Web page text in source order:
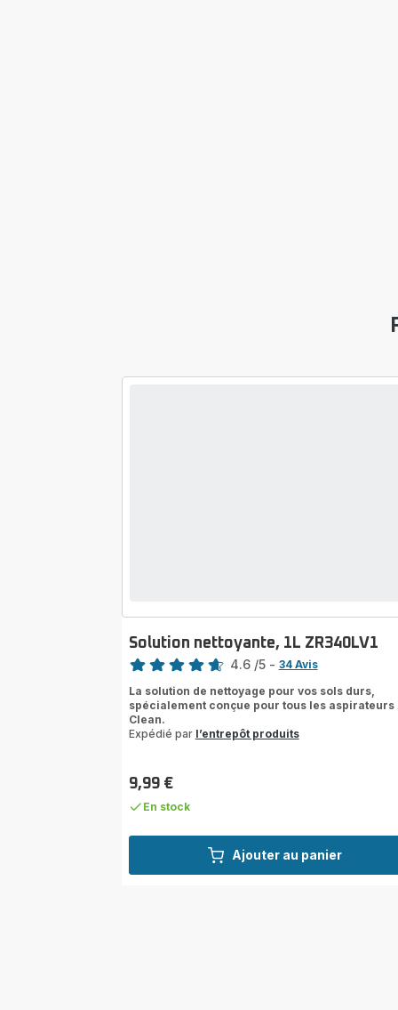
Ajouter au panier
Solution nettoyante, 1L ZR340LV1
Note
4.6 /5 - 34 Avis
La solution de nettoyage pour vos sols durs,
spécialement conçue pour tous les aspirateurs
Clean.
Expédié par l’entrepôt produits
Prix
9,99 €
En stock